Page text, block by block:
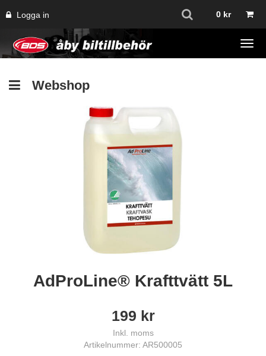
Logga in 0 kr
Webshop
AdProLine® Krafttvätt 5L
199 kr
Inkl. moms
Artikelnummer: AR500005